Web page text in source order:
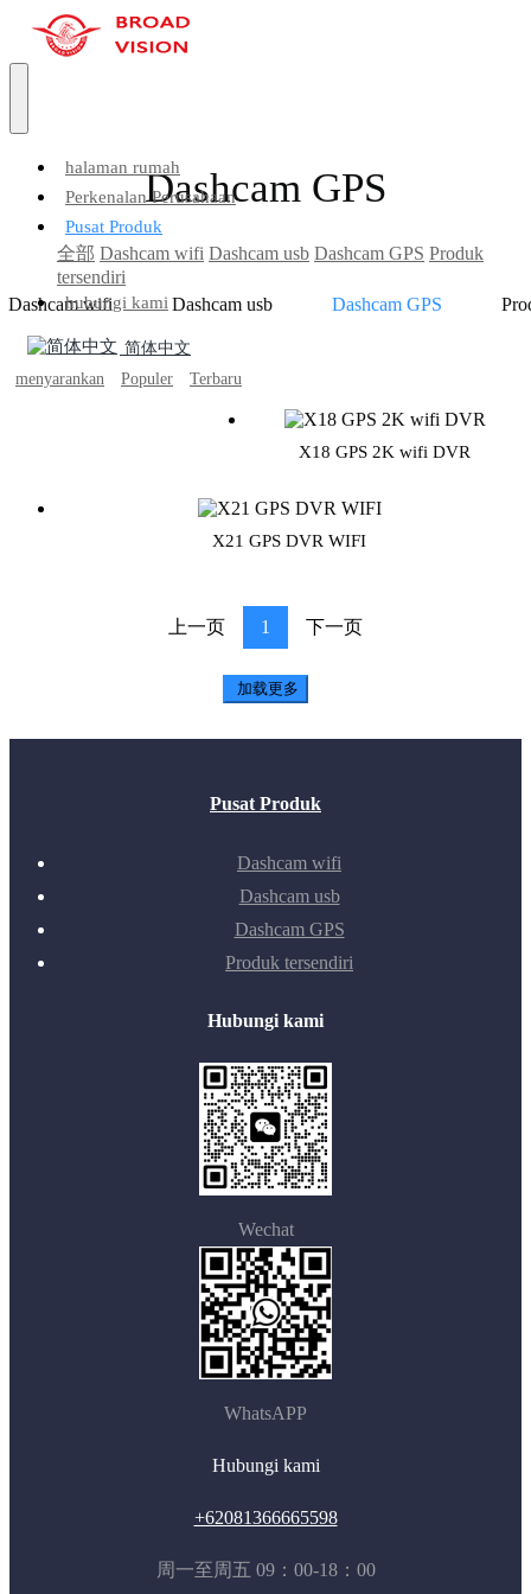
halaman rumah
Perkenalan Perusahaan
Pusat Produk
全部 Dashcam wifi Dashcam usb Dashcam GPS Produk
tersendiri
hubungi kami
简体中文
Dashcam GPS
Dashcam wifi Dashcam usb Dashcam GPS
menyarankan Populer Terbaru
X18 GPS 2K wifi DVR
X21 GPS DVR WIFI
上一页 1 下一页
加载更多
Pusat Produk
Dashcam wifi
Dashcam usb
Dashcam GPS
Produk tersendiri
Hubungi kami
Wechat
WhatsAPP
Hubungi kami
+62081366665598
周一至周五 09：00-18：00